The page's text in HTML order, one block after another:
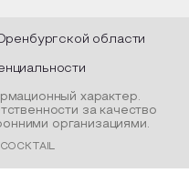
области
характер.
за качество
организациями.